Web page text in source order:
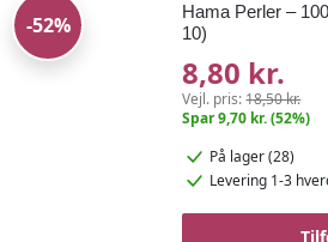
-52%
Hama Perler –
10)
8,80 kr.
Vejl. pris:18,50 kr.
Spar 9,70 kr. (52%)
På lager (28)
Levering 1-3